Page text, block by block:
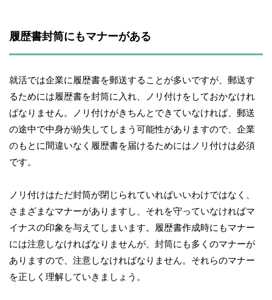
履歴書封筒にもマナーがある
就活では企業に履歴書を郵送することが多いですが、郵送す
るためには履歴書を封筒に入れ、ノリ付けをしておかなけれ
ばなりません。ノリ付けがきちんとできていなければ、郵送
の途中で中身が紛失してしまう可能性がありますので、企業
のもとに間違いなく履歴書を届けるためにはノリ付けは必須
です。
ノリ付けはただ封筒が閉じられていればいいわけではなく、
さまざまなマナーがありますし、それを守っていなければマ
イナスの印象を与えてしまいます。履歴書作成時にもマナー
には注意しなければなりませんが、封筒にも多くのマナーが
ありますので、注意しなければなりません。それらのマナー
を正しく理解していきましょう。